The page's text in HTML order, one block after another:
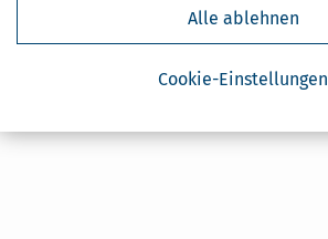
Cookie-Einstellungen
Alle ablehnen